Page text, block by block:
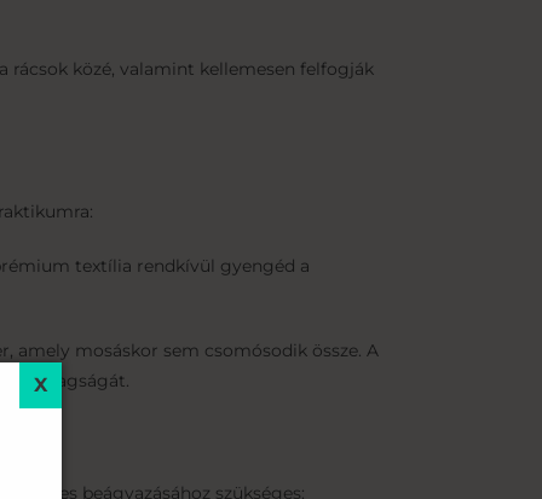
rácsok közé, valamint kellemesen felfogják
textília rendkívül gyengéd a
amely mosáskor sem csomósodik össze. A
vastagságát.
beágyazásához szükséges: